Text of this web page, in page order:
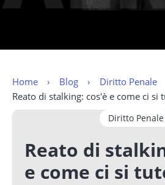
Home Blog
Diritto Penale
Reato di stalking: cos'è e come ci si
Diritto Penale
Reato di
e come ci si